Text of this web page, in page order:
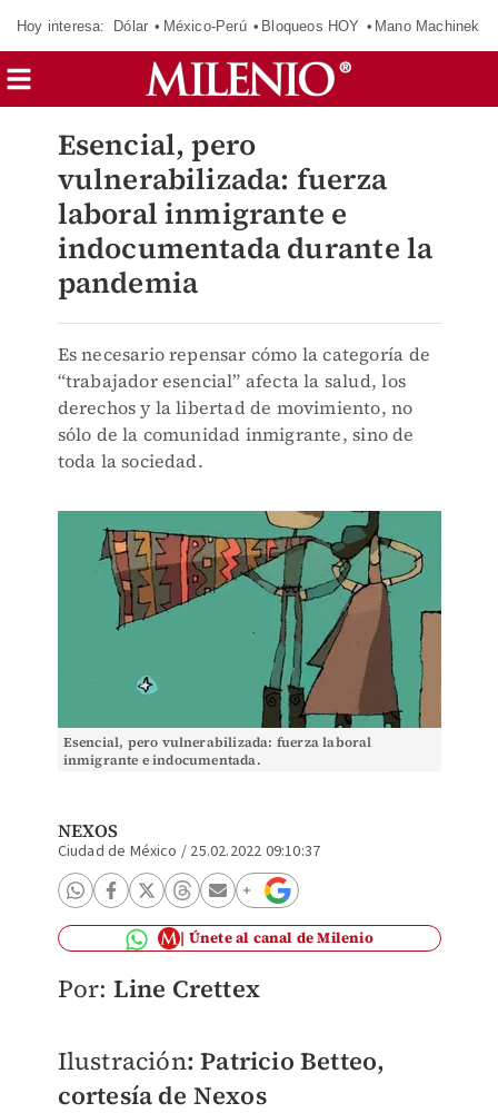
Hoy interesa: Dólar México-Perú Bloqueos HOY Mano Machinek
Esencial, pero
vulnerabilizada: fuerza
laboral inmigrante e
indocumentada durante la
pandemia
Es necesario repensar cómo la categoría de
“trabajador esencial” afecta la salud, los
derechos y la libertad de movimiento, no
sólo de la comunidad inmigrante, sino de
toda la sociedad.
Esencial, pero vulnerabilizada: fuerza laboral
inmigrante e indocumentada.
NEXOS
Ciudad de México / 25.02.2022 09:10:37
Únete al canal de Milenio
Por: Line Crettex
Ilustración: Patricio Betteo,
cortesía de Nexos